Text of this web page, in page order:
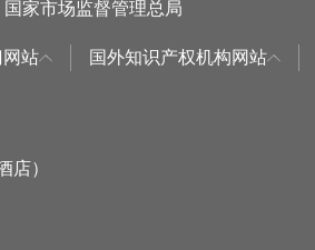
国家市场监督管理总局
站 国外知识产权机构网站
店）